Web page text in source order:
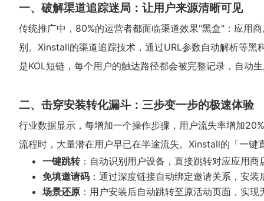
一、破解渠道追踪迷局：让用户来源清晰可见
传统推广中，80%的运营者都面临渠道效果"黑盒"：应用
别。Xinstall的渠道追踪技术，通过URL参数自动解析等
是KOL短链，每个用户的触达路径都会被完整记录，自动
二、击穿安装转化漏斗：三步变一步的极速体验
行业数据显示，每增加一个操作步骤，用户流失率增加
流程时，大量潜在用户早已在半途流失。Xinstall的「一键
一键跳转：自动识别用户设备，直接跳转对应应用商
免填邀请码 ：通过深度链接自动绑定邀请关系，安装
场景还原 ：用户安装后自动跳转至原活动页面，实现